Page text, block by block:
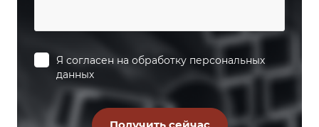
Я согласен на обработку персональных
данных